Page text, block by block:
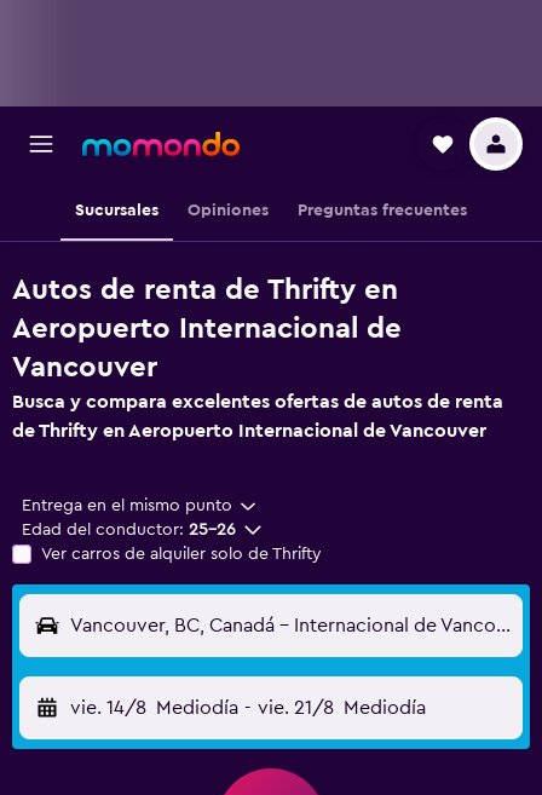
Sucursales Opiniones Preguntas frecuentes
Autos de renta de Thrifty en
Aeropuerto Internacional de
Vancouver
Busca y compara excelentes ofertas de autos de renta
de Thrifty en Aeropuerto Internacional de Vancouver
Entrega en el mismo punto
Edad del conductor: 25-26
Ver carros de alquiler solo de Thrifty
Vancouver, BC, Canadá - Internacional de Vancouver (YVR)
vie. 14/8 Mediodía - vie. 21/8 Mediodía